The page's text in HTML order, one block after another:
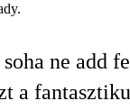
ne add
a